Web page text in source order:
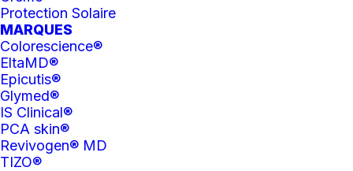
Protection Solaire
MARQUES
Colorescience®
EltaMD®
Epicutis®
Glymed®
IS Clinical®
PCA skin®
Revivogen® MD
TIZO®
épidermiques ainsi que la réparation de
l’ADN, afin d’améliorer de façon
remarquable la texture de la peau et
l’apparence des taches pigmentaires
liées à l’âge. Des ingrédients actifs
supplémentaires ont été ajoutés afin de
stimuler la réparation cutanée, améliorer
l’éclat du teint et protéger la peau